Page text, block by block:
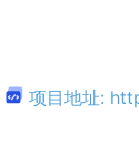
项目地址: